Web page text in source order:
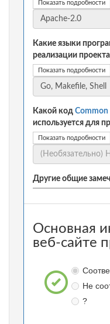
Показать подробности
Какие языки
реализации
Показать подробности
Какой код Common
используется для
Показать подробности
Другие общие
Основная
веб-сайте
Не
?